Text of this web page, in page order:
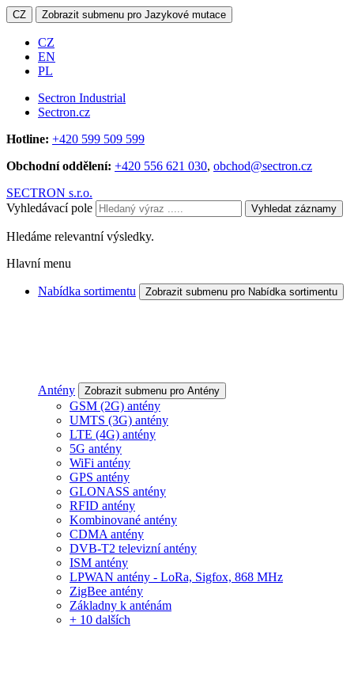
CZ Zobrazit submenu pro Jazykové mutace
CZ
EN
PL
Sectron Industrial
Sectron.cz
Hotline: +420 599 509 599
Obchodní oddělení: +420 556 621 030, obchod@sectron.cz
SECTRON s.r.o.
Vyhledávací pole
Vyhledat záznamy
Hledáme relevantní výsledky.
Hlavní menu
Nabídka sortimentu Zobrazit submenu pro Nabídka sortimentu
Antény Zobrazit submenu pro Antény
GSM (2G) antény
UMTS (3G) antény
LTE (4G) antény
5G antény
WiFi antény
GPS antény
GLONASS antény
RFID antény
Kombinované antény
CDMA antény
DVB-T2 televizní antény
ISM antény
LPWAN antény - LoRa, Sigfox, 868 MHz
ZigBee antény
Základny k anténám
+ 10 dalších